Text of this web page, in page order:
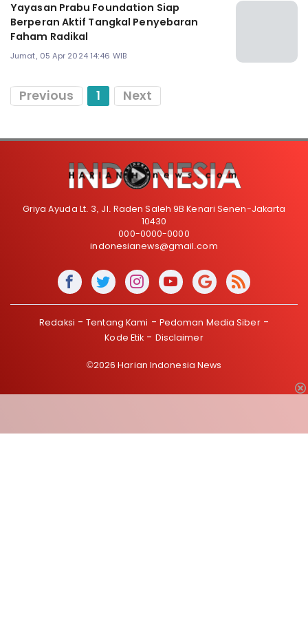
Yayasan Prabu Foundation Siap
Berperan Aktif Tangkal Penyebaran
Faham Radikal
Jumat, 05 Apr 2024 14:46 WIB
Previous 1 Next
Griya Ayuda Lt. 3, Jl. Raden Saleh 9B Kenari Senen-Jakarta
10430
000-0000-0000
indonesianews@gmail.com
Redaksi Tentang Kami
Pedoman Media Siber
Kode Etik
Disclaimer
©2026 Harian Indonesia News